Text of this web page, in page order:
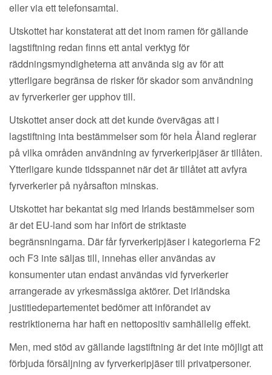
eller via ett telefonsamtal.
Utskottet har konstaterat att det inom ramen för gällande
lagstiftning redan finns ett antal verktyg för
räddningsmyndigheterna att använda sig av för att
ytterligare begränsa de risker för skador som användning
av fyrverkerier ger upphov till.
Utskottet anser dock att det kunde övervägas att i
lagstiftning inta bestämmelser som för hela Åland reglerar
på vilka områden användning av fyrverkeripjäser är tillåten.
Ytterligare kunde tidsspannet när det är tillåtet att avfyra
fyrverkerier på nyårsafton minskas.
Utskottet har bekantat sig med Irlands bestämmelser som
är det EU-land som har infört de striktaste
begränsningarna. Där får fyrverkeripjäser i kategorierna F2
och F3 inte säljas till, innehas eller användas av
konsumenter utan endast användas vid fyrverkerier
arrangerade av yrkesmässiga aktörer. Det irländska
justitiedepartementet bedömer att införandet av
restriktionerna har haft en nettopositiv samhällelig effekt.
Men, med stöd av gällande lagstiftning är det inte möjligt att
förbjuda försäljning av fyrverkeripjäser till privatpersoner.